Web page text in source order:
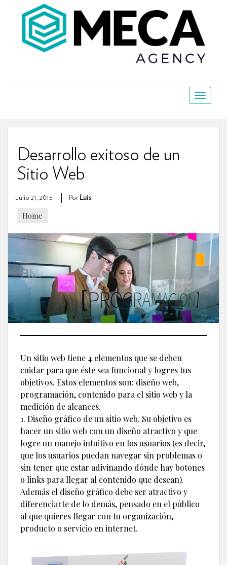
Desarrollo exitoso de un
Sitio Web
Julio 21, 2015 Por Luis
Home
Un sitio web tiene 4 elementos que se deben
cuidar para que éste sea funcional y logres tus
objetivos. Estos elementos son: diseño web,
programación, contenido para el sitio web y la
medición de alcances.
1. Diseño gráfico de un sitio web. Su objetivo es
hacer un sitio web con un diseño atractivo y que
logre un manejo intuitivo en los usuarios (es decir,
que los usuarios puedan navegar sin problemas o
sin tener que estar adivinando dónde hay botones
o links para llegar al contenido que desean).
Además el diseño gráfico debe ser atractivo y
diferenciarte de lo demás, pensado en el público
al que quieres llegar con tu organización,
producto o servicio en internet.